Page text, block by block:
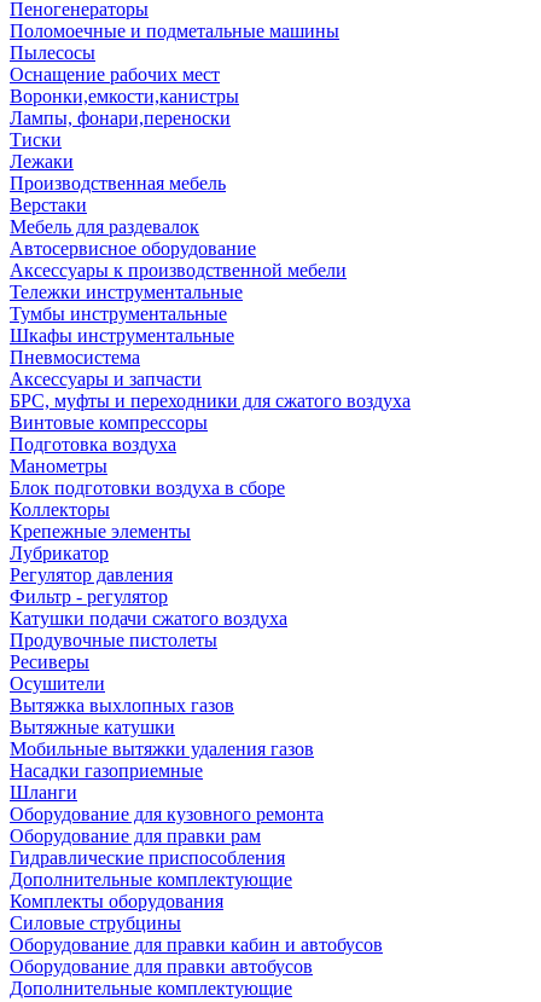
Пеногенераторы
Поломоечные и подметальные машины
Пылесосы
Оснащение рабочих мест
Воронки,емкости,канистры
Лампы, фонари,переноски
Тиски
Лежаки
Производственная мебель
Верстаки
Мебель для раздевалок
Автосервисное оборудование
Аксессуары к производственной мебели
Тележки инструментальные
Тумбы инструментальные
Шкафы инструментальные
Пневмосистема
Аксессуары и запчасти
БРС, муфты и переходники для сжатого воздуха
Винтовые компрессоры
Подготовка воздуха
Манометры
Блок подготовки воздуха в сборе
Коллекторы
Крепежные элементы
Лубрикатор
Регулятор давления
Фильтр - регулятор
Катушки подачи сжатого воздуха
Продувочные пистолеты
Ресиверы
Осушители
Вытяжка выхлопных газов
Вытяжные катушки
Мобильные вытяжки удаления газов
Насадки газоприемные
Шланги
Оборудование для кузовного ремонта
Оборудование для правки рам
Гидравлические приспособления
Дополнительные комплектующие
Комплекты оборудования
Силовые струбцины
Оборудование для правки кабин и автобусов
Оборудование для правки автобусов
Дополнительные комплектующие